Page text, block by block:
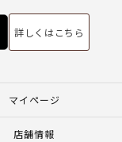
詳しくはこちら
マイページ
店舗情報